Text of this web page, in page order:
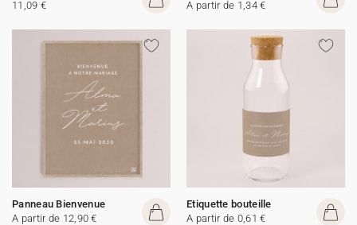
11,09 €
A partir de 1,34 €
Panneau Bienvenue
A partir de 12,90 €
Etiquette bouteille
A partir de 0,61 €